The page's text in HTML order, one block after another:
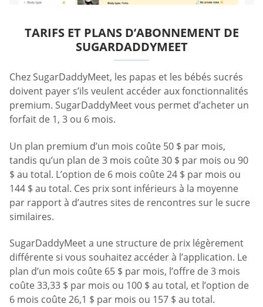
TARIFS ET PLANS D’ABONNEMENT DE
SUGARDADDYMEET
Chez SugarDaddyMeet, les papas et les bébés sucrés
doivent payer s’ils veulent accéder aux fonctionnalités
premium. SugarDaddyMeet vous permet d’acheter un
forfait de 1, 3 ou 6 mois.
Un plan premium d’un mois coûte 50 $ par mois,
tandis qu’un plan de 3 mois coûte 30 $ par mois ou 90
$ au total. L’option de 6 mois coûte 24 $ par mois ou
144 $ au total. Ces prix sont inférieurs à la moyenne
par rapport à d’autres sites de rencontres sur le sucre
similaires.
SugarDaddyMeet a une structure de prix légèrement
différente si vous souhaitez accéder à l’application. Le
plan d’un mois coûte 65 $ par mois, l’offre de 3 mois
coûte 33,33 $ par mois ou 100 $ au total, et l’option de
6 mois coûte 26,1 $ par mois ou 157 $ au total.